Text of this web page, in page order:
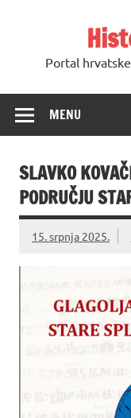
Portal
MENU
SLAVKO
PODRUČJU
15. srpnja 2025.